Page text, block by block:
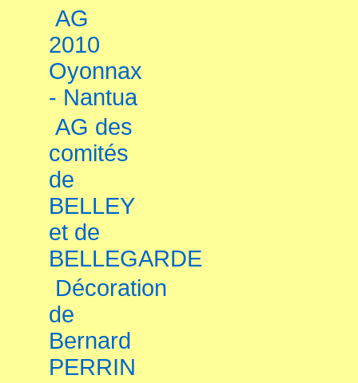
AG
2010
Oyonnax
- Nantua
AG des
comités
de
BELLEY
et de
BELLEGARDE
Décoration
de
Bernard
PERRIN